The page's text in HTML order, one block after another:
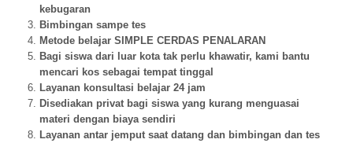
kebugaran
Bimbingan sampe tes
Metode belajar SIMPLE CERDAS PENALARAN
Bagi siswa dari luar kota tak perlu khawatir, kami bantu
mencari kos sebagai tempat tinggal
Layanan konsultasi belajar 24 jam
Disediakan privat bagi siswa yang kurang menguasai
materi dengan biaya sendiri
Layanan antar jemput saat datang dan bimbingan dan tes